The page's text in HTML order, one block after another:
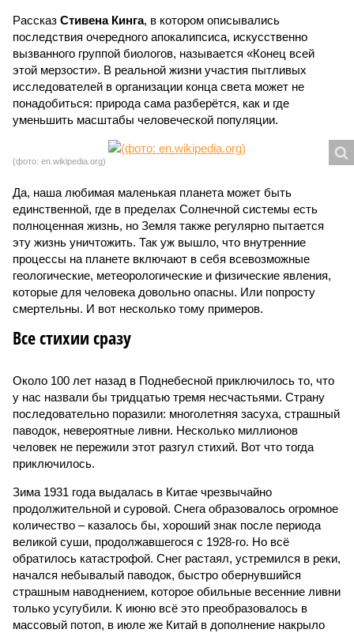
Рассказ Стивена Кинга, в котором описывались
последствия очередного апокалипсиса, искусственно
вызванного группой биологов, называется «Конец всей
этой мерзости». В реальной жизни участия пытливых
исследователей в организации конца света может не
понадобиться: природа сама разберётся, как и где
уменьшить масштабы человеческой популяции.
(фото: en.wikipedia.org)
Да, наша любимая маленькая планета может быть
единственной, где в пределах Солнечной системы есть
полноценная жизнь, но Земля также регулярно пытается
эту жизнь уничтожить. Так уж вышло, что внутренние
процессы на планете включают в себя всевозможные
геологические, метеорологические и физические явления,
которые для человека довольно опасны. Или попросту
смертельны. И вот несколько тому примеров.
Все стихии сразу
Около 100 лет назад в Поднебесной приключилось то, что
у нас назвали бы тридцатью тремя несчастьями. Страну
последовательно поразили: многолетняя засуха, страшный
паводок, невероятные ливни. Несколько миллионов
человек не пережили этот разгул стихий. Вот что тогда
приключилось.
Зима 1931 года выдалась в Китае чрезвычайно
продолжительной и суровой. Снега образовалось огромное
количество – казалось бы, хороший знак после периода
великой суши, продолжавшегося с 1928-го. Но всё
обратилось катастрофой. Снег растаял, устремился в реки,
начался небывалый паводок, быстро обернувшийся
страшным наводнением, которое обильные весенние ливни
только усугубили. К июню всё это преобразовалось в
массовый потоп, в июле же Китай в дополнение накрыло